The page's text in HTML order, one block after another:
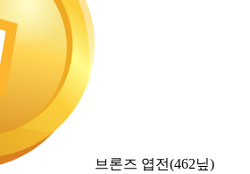
브론즈 엽전(462닢)